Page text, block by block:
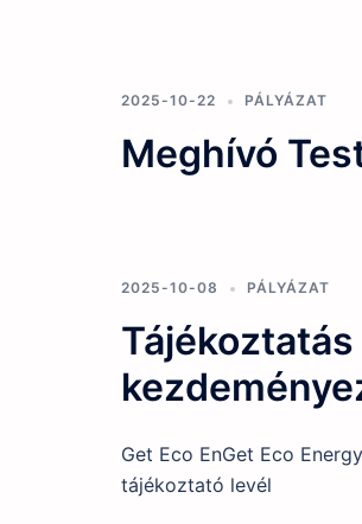
2025-10-22 PÁLYÁZAT
Meghívó
2025-10-08 PÁLYÁZAT
Get Eco EnGet Eco
tájékoztató levél